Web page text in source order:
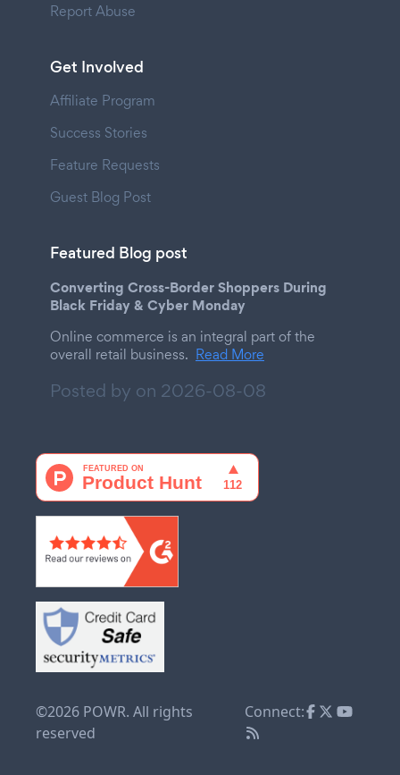
Report Abuse
Get Involved
Affiliate Program
Success Stories
Feature Requests
Guest Blog Post
Featured Blog post
Converting Cross-Border Shoppers During
Black Friday & Cyber Monday
Online commerce is an integral part of the
overall retail business. Read More
Posted by on 2026-08-08
©2026 POWR. All rights
reserved
Connect: